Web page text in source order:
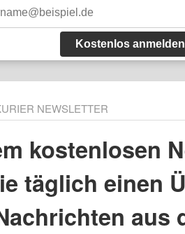
Kostenlos anmelden
NEWSLETTER
kostenlosen
täglich einen
aus